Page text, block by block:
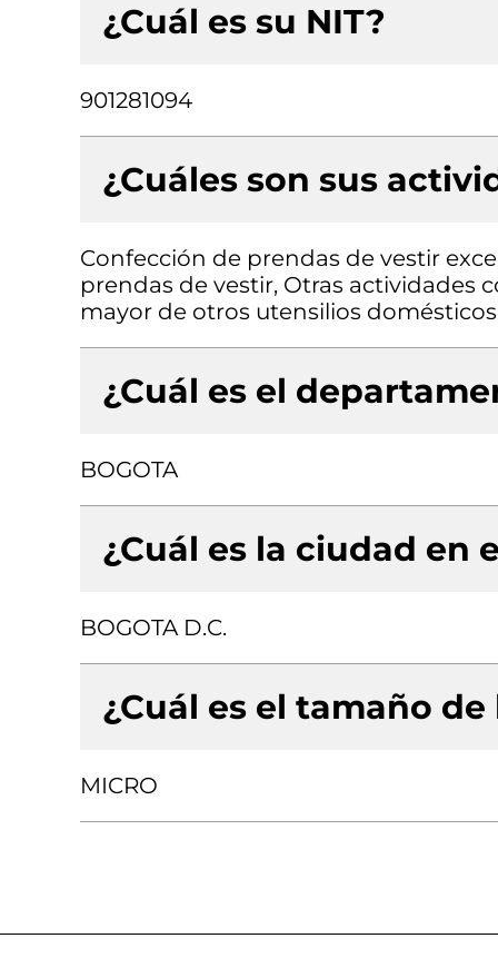
¿Cuál es su NIT?
901281094
¿Cuáles son sus
Confección de prendas de vestir
prendas de vestir, Otras actividades
mayor de otros utensilios domésticos
¿Cuál es el
BOGOTA
¿Cuál es la ciudad en
BOGOTA D.C.
¿Cuál es el tamaño
MICRO